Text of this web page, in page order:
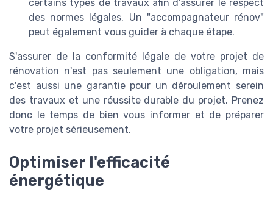
certains types de travaux afin d'assurer le respect
des normes légales. Un "accompagnateur rénov"
peut également vous guider à chaque étape.
S'assurer de la conformité légale de votre projet de
rénovation n'est pas seulement une obligation, mais
c'est aussi une garantie pour un déroulement serein
des travaux et une réussite durable du projet. Prenez
donc le temps de bien vous informer et de préparer
votre projet sérieusement.
Optimiser l'efficacité
énergétique